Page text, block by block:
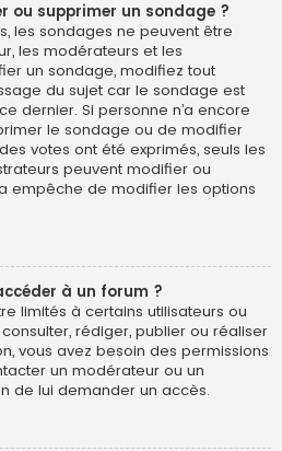
ou supprimer un sondage ?
les sondages ne peuvent être
les modérateurs et les
un sondage, modifiez tout
du sujet car le sondage est
dernier. Si personne n’a encore
le sondage ou de modifier
votes ont été exprimés, seuls les
peuvent modifier ou
empêche de modifier les options
à un forum ?
limités à certains utilisateurs ou
rédiger, publier ou réaliser
vous avez besoin des permissions
un modérateur ou un
de lui demander un accès.